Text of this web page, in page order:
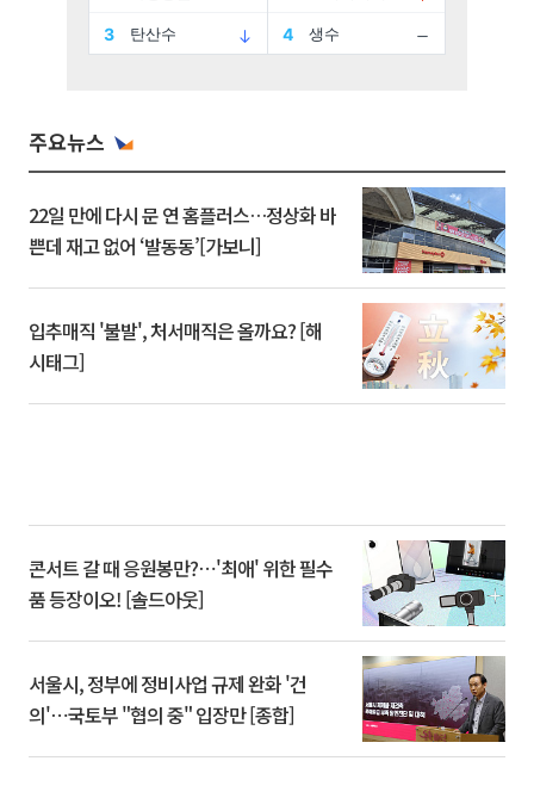
주요뉴스
22일 만에 다시 문 연 홈플러스…정상화 바
쁜데 재고 없어 ‘발동동’[가보니]
입추매직 '불발', 처서매직은 올까요? [해
시태그]
콘서트 갈 때 응원봉만?⋯'최애' 위한 필수
품 등장이오! [솔드아웃]
서울시, 정부에 정비사업 규제 완화 '건
의'⋯국토부 "협의 중" 입장만 [종합]